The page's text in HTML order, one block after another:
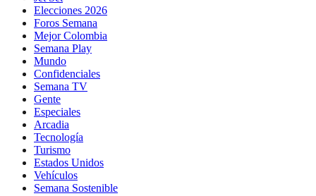
Elecciones 2026
Foros Semana
Mejor Colombia
Semana Play
Mundo
Confidenciales
Semana TV
Gente
Especiales
Arcadia
Tecnología
Turismo
Estados Unidos
Vehículos
Semana Sostenible